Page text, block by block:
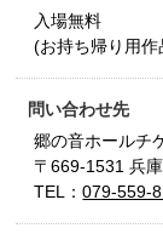
入場無料
(お持ち帰り用
問い合わせ先
郷の音ホールチ
〒669-1531 兵
TEL：079-559-